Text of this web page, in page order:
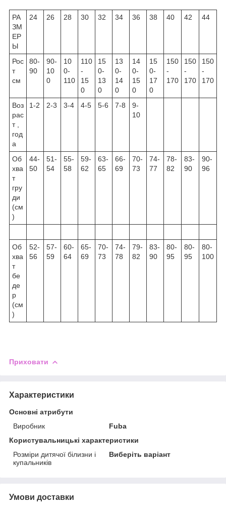
РА
ЗМ
ЕР
Ы
24 26 28 30 32 34 36 38 40 42 44
Рос
т
см
80-
90
90-
10
0
10
0-
110
110
-
15
0
15
0-
13
0
13
0-
14
0
14
0-
15
0
15
0-
17
0
150
-
170
150
-
170
150
-
170
Воз
рас
т ,
год
а
1-2 2-3 3-4 4-5 5-6 7-8
9-
10
Об
хва
т
гру
ди
(см
)
44-
50
51-
54
55-
58
59-
62
63-
65
66-
69
70-
73
74-
77
78-
82
83-
90
90-
96
Об
хва
т
бе
де
р
(см
)
52-
56
57-
59
60-
64
65-
69
70-
73
74-
78
79-
82
83-
90
80-
95
80-
95
80-
100
Приховати
Характеристики
Основні атрибути
Виробник
Fuba
Користувальницькі характеристики
Розміри дитячої білизни і
купальників
Виберіть варіант
Умови доставки